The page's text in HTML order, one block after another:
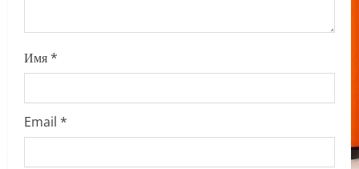
Имя*
Email *